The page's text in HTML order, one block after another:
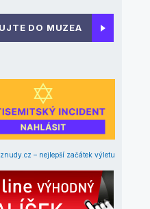
DO MUZEA